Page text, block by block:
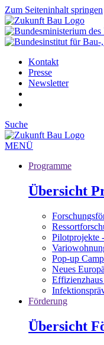
Zum Seiteninhalt springen
Kontakt
Presse
Newsletter
Suche
MENÜ
Programme
Übersicht
Pilotprojekte
Pop-up
Neues
Förderung
Übersicht